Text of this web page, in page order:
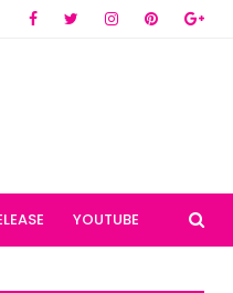
YOUTUBE